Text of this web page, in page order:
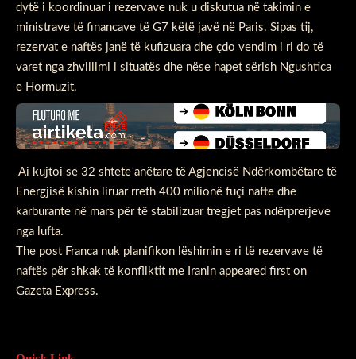
dytë i koordinuar i rezervave nuk u diskutua në takimin e
ministrave të financave të G7 këtë javë në Paris. Sipas tij,
rezervat e naftës janë të kufizuara dhe çdo vendim i ri do të
varet nga zhvillimi i situatës dhe nëse hapet sërish Ngushtica
e Hormuzit.
Ai kujtoi se 32 shtete anëtare të Agjencisë Ndërkombëtare të
Energjisë kishin liruar rreth 400 milionë fuçi nafte dhe
karburante në mars për të stabilizuar tregjet pas ndërprerjeve
nga lufta.
The post Franca nuk planifikon lëshimin e ri të rezervave të
naftës për shkak të konfliktit me Iranin appeared first on
Gazeta Express.